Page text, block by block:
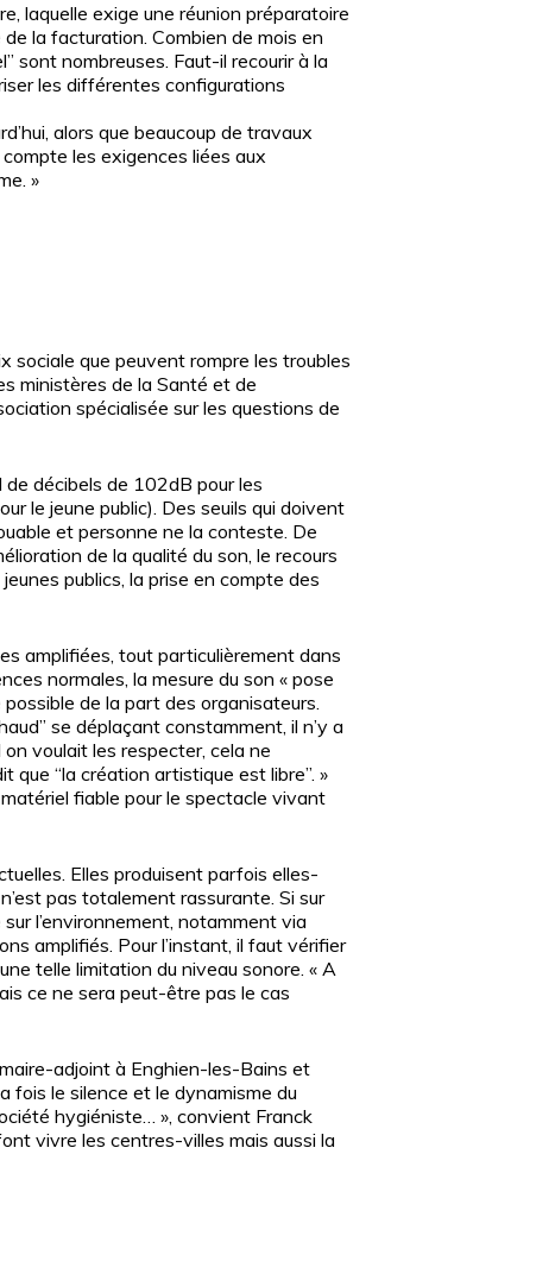
laquelle exige une réunion préparatoire
la facturation. Combien de mois en
sont nombreuses. Faut-il recourir à la
les différentes configurations
alors que beaucoup de travaux
les exigences liées aux
»
sociale que peuvent rompre les troubles
ministères de la Santé et de
spécialisée sur les questions de
de décibels de 102dB pour les
le jeune public). Des seuils qui doivent
et personne ne la conteste. De
de la qualité du son, le recours
publics, la prise en compte des
amplifiées, tout particulièrement dans
normales, la mesure du son « pose
de la part des organisateurs.
se déplaçant constamment, il n’y a
voulait les respecter, cela ne
que “la création artistique est libre”. »
fiable pour le spectacle vivant
Elles produisent parfois elles-
pas totalement rassurante. Si sur
l’environnement, notamment via
amplifiés. Pour l’instant, il faut vérifier
telle limitation du niveau sonore. « A
ce ne sera peut-être pas le cas
adjoint à Enghien-les-Bains et
fois le silence et le dynamisme du
hygiéniste… », convient Franck
vivre les centres-villes mais aussi la